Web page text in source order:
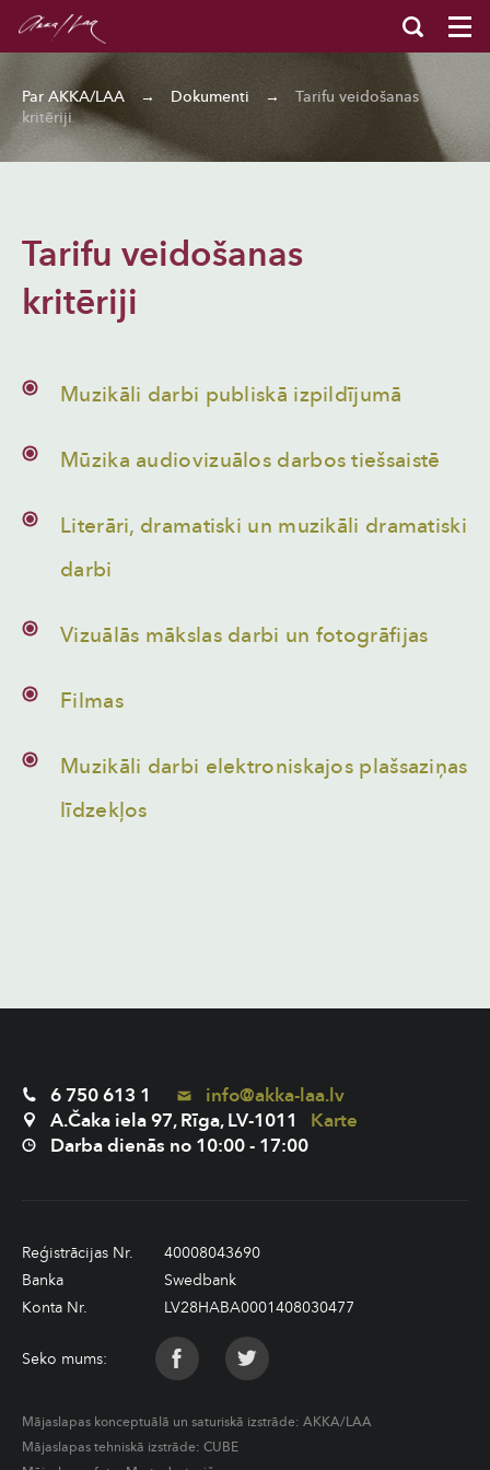
Par AKKA/LAA → Dokumenti →
Tarifu veidošanas
kritēriji
Tarifu veidošanas
kritēriji
Muzikāli darbi publiskā izpildījumā
Mūzika audiovizuālos darbos tiešsaistē
Literāri, dramatiski un muzikāli dramatiski
darbi
Vizuālās mākslas darbi un fotogrāfijas
Filmas
Muzikāli darbi elektroniskajos plašsaziņas
līdzekļos
6 750 613 1
info@akka-laa.lv
A.Čaka iela 97, Rīga, LV-1011
Karte
Darba dienās no 10:00 - 17:00
Reģistrācijas Nr.
40008043690
Banka
Swedbank
Konta Nr.
LV28HABA0001408030477
Seko mums:
Mājaslapas konceptuālā un saturiskā izstrāde: AKKA/LAA
Mājaslapas tehniskā izstrāde: CUBE